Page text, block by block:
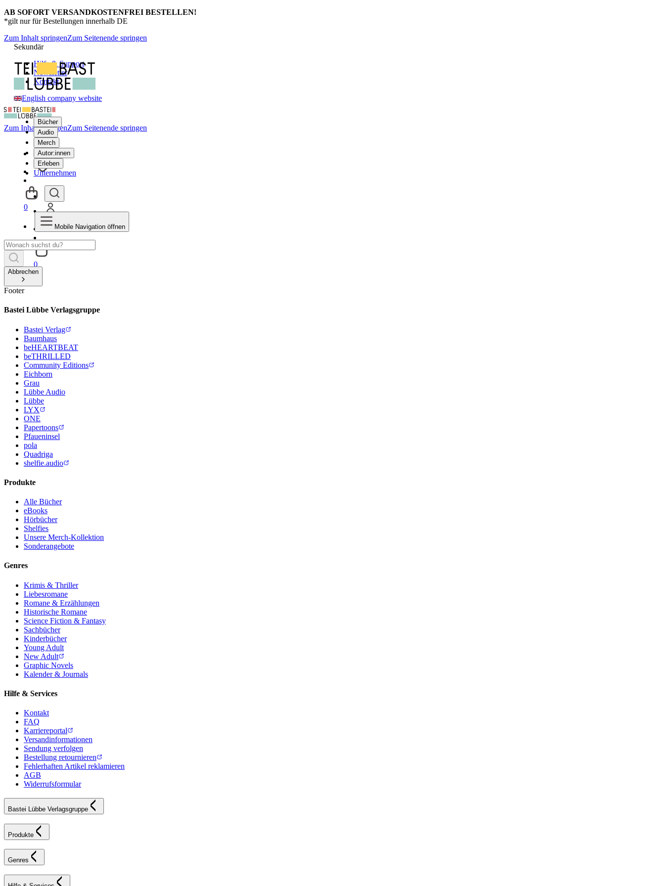
AB SOFORT VERSANDKOSTENFREI BESTELLEN!
*gilt nur für Bestellungen innerhalb DE
Zum Inhalt springenZum Seitenende springen
Sekundär
Hilfe & Support
Newsletter
Kontakt
English company website
Bücher
Audio
Merch
Autor:innen
Erleben
Unternehmen
0
Zum Inhalt springenZum Seitenende springen
0
Mobile Navigation öffnen
Abbrechen
Footer
Bastei Lübbe Verlagsgruppe
Bastei Verlag
Baumhaus
beHEARTBEAT
beTHRILLED
Community Editions
Eichborn
Grau
Lübbe Audio
Lübbe
LYX
ONE
Papertoons
Pfaueninsel
pola
Quadriga
shelfie.audio
Produkte
Alle Bücher
eBooks
Hörbücher
Shelfies
Unsere Merch-Kollektion
Sonderangebote
Genres
Krimis & Thriller
Liebesromane
Romane & Erzählungen
Historische Romane
Science Fiction & Fantasy
Sachbücher
Kinderbücher
Young Adult
New Adult
Graphic Novels
Kalender & Journals
Hilfe & Services
Kontakt
FAQ
Karriereportal
Versandinformationen
Sendung verfolgen
Bestellung retournieren
Fehlerhaften Artikel reklamieren
AGB
Widerrufsformular
Bastei Lübbe Verlagsgruppe
Produkte
Genres